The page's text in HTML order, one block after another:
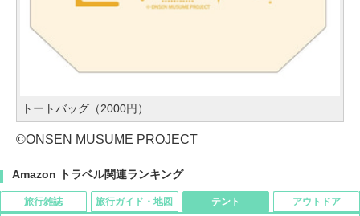
トートバッグ（2000円）
©ONSEN MUSUME PROJECT
Amazon トラベル関連ランキング
旅行雑誌 旅行ガイド・地図 テント アウトドア